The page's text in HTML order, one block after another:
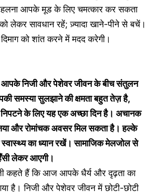
आपके मूड के लिए चमत्कार कर सकता
लेकर सावधान रहें; ज़्यादा खाने-पीने से बचें।
को शांत करने में मदद करेगी।
निजी और पेशेवर जीवन के बीच संतुलन
समस्या सुलझाने की क्षमता बहुत तेज़ है,
के लिए यह एक अच्छा दिन है। अचानक
और रोमांचक अवसर मिल सकता है। हल्के
का ध्यान रखें। सामाजिक मेलजोल से
लेकर आएगी।
कहते हैं कि आज आपके धैर्य और दृढ़ता का
है। निजी और पेशेवर जीवन में छोटी-छोटी